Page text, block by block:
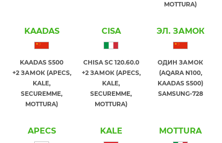
MOTTURA)
KAADAS
KAADAS S500
+2 ЗАМОК (APECS,
KALE,
SECUREMME,
MOTTURA)
CISA
CHISA SC 120.60.0
+2 ЗАМОК (APECS,
KALE,
SECUREMME,
MOTTURA)
ЭЛ. ЗАМОК
ОДИН ЗАМОК
(AQARA N100,
KAADAS S500)
SAMSUNG-728
APECS KALE MOTTURA